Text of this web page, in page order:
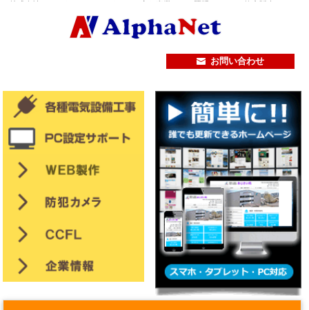
株式会社アルパネット
アルパネットの主な事業。エコ照明（CCFL）格安販売・
Ｓ）作成・リニューアル・太陽光発電等・生成AI・人工知能・工事受注・パートナー
募集・施工会社募集・通信工事・ネットワーク工事・ビジネスフォン販売・施工・保
お問い合わせ